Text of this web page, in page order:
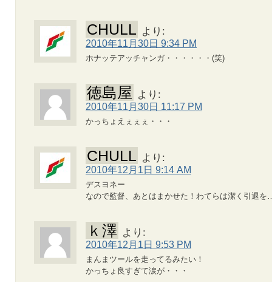
CHULL より:
2010年11月30日 9:34 PM
ホナッテアッチャンガ・・・・・・(笑)
徳島屋 より:
2010年11月30日 11:17 PM
かっちょえぇぇぇ・・・
CHULL より:
2010年12月1日 9:14 AM
デスヨネー
なので監督、あとはまかせた！わてらは潔く引退を
ｋ澤 より:
2010年12月1日 9:53 PM
まんまツールを走ってるみたい！
かっちょ良すぎて涙が・・・